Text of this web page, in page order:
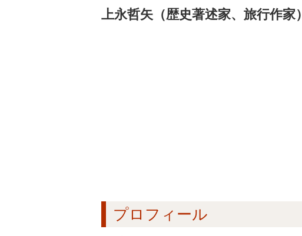
上永哲矢（歴史著述家、旅行作家）
プロフィール